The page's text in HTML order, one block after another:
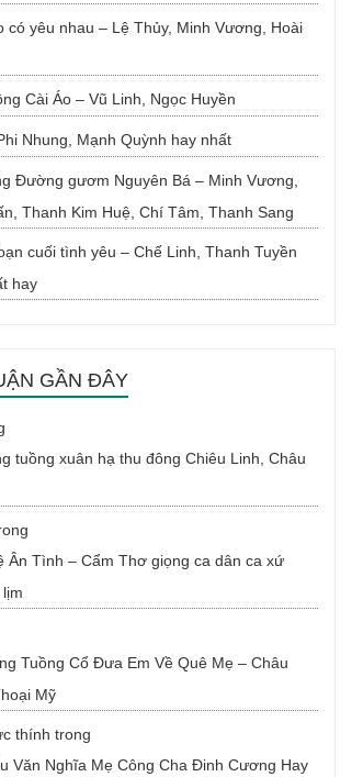
có yêu nhau – Lệ Thủy, Minh Vương, Hoài
Cài Áo – Vũ Linh, Ngọc Huyền
Nhung, Mạnh Quỳnh hay nhất
Đường gươm Nguyên Bá – Minh Vương,
Thanh Kim Huệ, Chí Tâm, Thanh Sang
cuối tình yêu – Chế Linh, Thanh Tuyền
hay
GẦN ĐÂY
tuồng xuân hạ thu đông Chiêu Linh, Châu
Ân Tình – Cẩm Thơ giọng ca dân ca xứ
Tuồng Cổ Đưa Em Về Quê Mẹ – Châu
Mỹ
thính trong
Văn Nghĩa Mẹ Công Cha Đinh Cương Hay